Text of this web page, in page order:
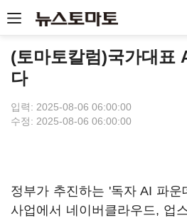
(토마토칼럼)국가대표
다
입력: 2025-08-06 06:00:00
수정: 2025-08-06 06:00:00
정부가 추진하는 '독자 AI 파
사업에서 네이버클라우드, 업